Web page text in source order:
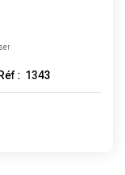
: 1343